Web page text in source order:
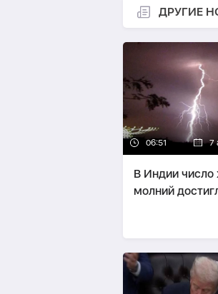
ДРУГИЕ
06:51 7
В Индии число
молний